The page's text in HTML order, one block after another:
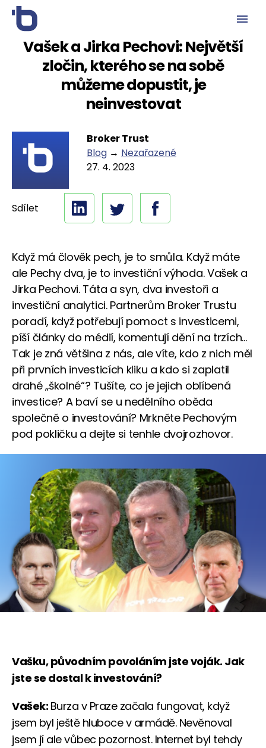
Vašek a Jirka Pechovi: Největší
zločin, kterého se na sobě
můžeme dopustit, je
neinvestovat
Broker Trust
Blog → Nezařazené
27. 4. 2023
Sdílet
Když má člověk pech, je to smůla. Když máte
ale Pechy dva, je to investiční výhoda. Vašek a
Jirka Pechovi. Táta a syn, dva investoři a
investiční analytici. Partnerům Broker Trustu
poradí, když potřebují pomoct s investicemi,
píší články do médií, komentují dění na trzích…
Tak je zná většina z nás, ale víte, kdo z nich měl
při prvních investicích kliku a kdo si zaplatil
drahé „školné“? Tušíte, co je jejich oblíbená
investice? A baví se u nedělního oběda
společně o investování? Mrkněte Pechovým
pod pokličku a dejte si tenhle dvojrozhovor.
Vašku, původním povoláním jste voják. Jak
jste se dostal k investování?
Vašek: Burza v Praze začala fungovat, když
jsem byl ještě hluboce v armádě. Nevěnoval
jsem jí ale vůbec pozornost. Internet byl tehdy